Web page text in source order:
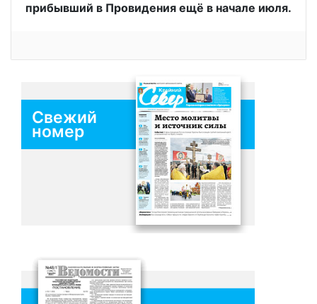
прибывший в Провидения ещё в начале июля.
Свежий
номер